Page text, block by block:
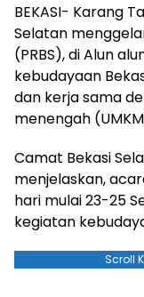
BEKASI- Karang
Selatan
(PRBS), di Alun
kebudayaan
dan kerja sama
menengah
Camat Bekasi
menjelaskan,
hari mulai 23-25
kegiatan
Scroll